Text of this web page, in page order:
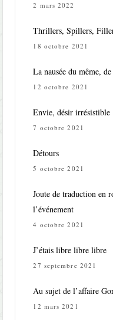
2 mars 2022
Thrillers, Spillers,
18 octobre 2021
La nausée du même,
12 octobre 2021
Envie, désir irrésistible
7 octobre 2021
Détours
5 octobre 2021
Joute de traduction en
l’événement
4 octobre 2021
J’étais libre libre libre
27 septembre 2021
Au sujet de l’affaire
12 mars 2021